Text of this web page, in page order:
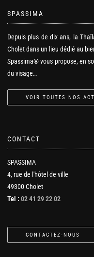
SPASSIMA
Depuis plus de dix ans, la
Cholet dans un lieu dédié au
Spassima® vous propose, en
du visage…
VOIR TOUTES NOS
CONTACT
SPASSIMA
4, rue de l'hôtel de ville
49300 Cholet
Tel : 02 41 29 22 02
CONTACTEZ-NOUS